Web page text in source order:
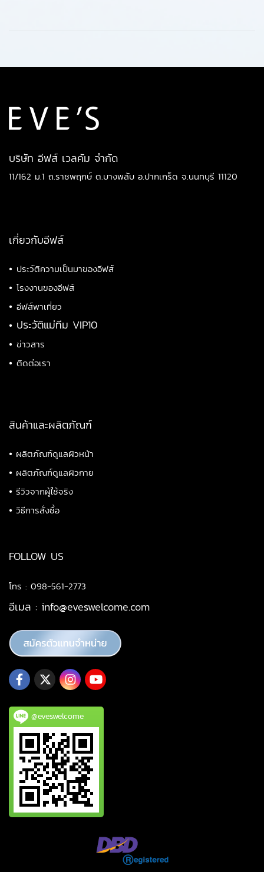
บริษัท อีฟส์ เวลคัม จำกัด
11/162 ม.1 ถ.ราชพฤกษ์ ต.บางพลับ อ.ปากเกร็ด จ.นนทบุรี 11120
เกี่ยวกับอีฟส์
• ประวัติความเป็นมาของอีฟส์
• โรงงานของอีฟส์
• อีฟส์พาเที่ยว
• ประวัติแม่ทีม VIP10
• ข่าวสาร
• ติดต่อเรา
สินค้าและผลิตภัณฑ์
• ผลิตภัณฑ์ดูแลผิวหน้า
• ผลิตภัณฑ์ดูแลผิวกาย
• รีวิวจากผู้ใช้จริง
• วิธีการสั่งซื้อ
FOLLOW US
โทร : 098-561-2773
อีเมล : info@eveswelcome.com
@eveswelcome